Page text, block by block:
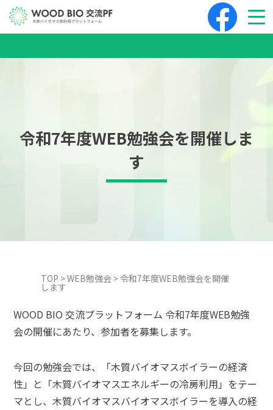
令和7年度WEB勉強会を開催しま
す
TOP >WEB勉強会>令和7年度WEB勉強会を開催
します
WOOD BIO 交流プラットフォーム 令和7年度WEB勉強
会の開催にあたり、参加者を募集します。
今回の勉強会では、「木質バイオマスボイラーの経済
性」と「木質バイオマスエネルギーの冷房利用」をテー
マとし、木質バイオマスバイオマスボイラーを導入の経